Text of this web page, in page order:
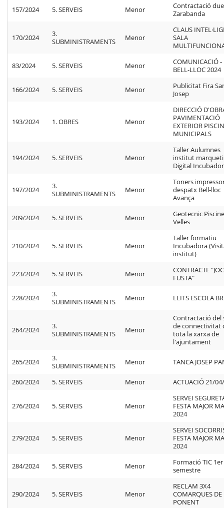
157/2024 5. SERVEIS Menor
Contractació
Zarabanda
170/2024
3.
SUBMINISTRAMENTS
Menor
CLAUS
SALA
83/2024 5. SERVEIS Menor
COMUNICACIÓ -
BELL-LLOC 2024
166/2024 5. SERVEIS Menor
Publicitat Fira
Josep
193/2024 1. OBRES Menor
DIRECCIÓ
PAVIMENTACIÓ
EXTERIOR
MUNICIPALS
194/2024 5. SERVEIS Menor
Taller Aulumnes
institut
Digital
197/2024
3.
SUBMINISTRAMENTS
Menor
Toners
despatx Bell-lloc
Avança
209/2024 5. SERVEIS Menor
Geotecnic
Velles
210/2024 5. SERVEIS Menor
Taller formatiu
Incubadora
institut)
223/2024 5. SERVEIS Menor
CONTRACTE
FUSTA"
228/2024
3.
SUBMINISTRAMENTS
Menor LLITS ESCOLA
264/2024
3.
SUBMINISTRAMENTS
Menor
Contractació del
de connectivitat
tota la xarxa de
l'ajuntament
265/2024
3.
SUBMINISTRAMENTS
Menor TANCA JOSEP
260/2024 5. SERVEIS Menor ACTUACIÓ 21/
276/2024 5. SERVEIS Menor
SERVEI
FESTA MAJOR
2024
279/2024 5. SERVEIS Menor
SERVEI
FESTA MAJOR
2024
284/2024 5. SERVEIS Menor
Formació TIC 1er
semestre
290/2024 5. SERVEIS Menor
RECLAM 3X4
COMARQUES DE
PONENT